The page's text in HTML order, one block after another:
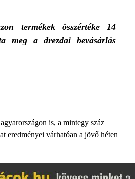
termékek összértéke 14
meg a drezdai bevásárlás
is, a mintegy száz
eredményei várhatóan a jövő héten